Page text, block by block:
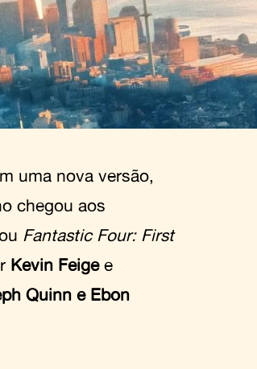
uma nova versão,
chegou aos
Fantastic Four: First
Kevin Feigee
Quinn e Ebon